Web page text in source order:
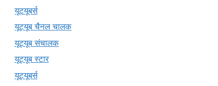
यूटयूबर्स
यूट्यूब चैनल चालक
यूट्यूब संचालक
यूट्यूब स्टार
यूट्‍यूबर्स